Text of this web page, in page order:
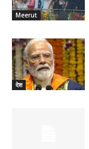
Meerut
देश